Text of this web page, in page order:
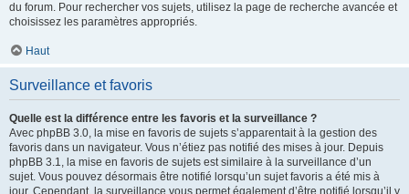
du forum. Pour rechercher vos sujets, utilisez la page de recherche avancée et
choisissez les paramètres appropriés.
Haut
Surveillance et favoris
Quelle est la différence entre les favoris et la surveillance ?
Avec phpBB 3.0, la mise en favoris de sujets s’apparentait à la gestion des
favoris dans un navigateur. Vous n’étiez pas notifié des mises à jour. Depuis
phpBB 3.1, la mise en favoris de sujets est similaire à la surveillance d’un
sujet. Vous pouvez désormais être notifié lorsqu’un sujet favoris a été mis à
jour. Cependant, la surveillance vous permet également d’être notifié lorsqu’il y